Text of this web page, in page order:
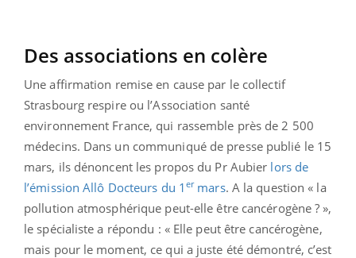
Des associations en colère
Une affirmation remise en cause par le collectif
Strasbourg respire ou l’Association santé
environnement France, qui rassemble près de 2 500
médecins. Dans un communiqué de presse publié le 15
mars, ils dénoncent les propos du Pr Aubier lors de
l’émission Allô Docteurs du 1 ermars. A la question « la
pollution atmosphérique peut-elle être cancérogène ? »,
le spécialiste a répondu : « Elle peut être cancérogène,
mais pour le moment, ce qui a juste été démontré, c’est